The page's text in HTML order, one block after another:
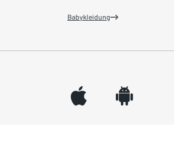
Babykleidung
appleinc android